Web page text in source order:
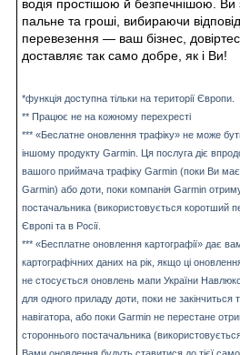
водія простішою й безпечнішою. Ви
пальне та гроші, вибираючи
перевезення — ваш бізнес,
доставляє так само добре, як і Ви!
*функція доступна тільки на території Європи.
** Працює не на кожному перехресті
*** «Беслатне оновлення трафіку» не може
іншому продукту Garmin. Ця послуга діє
вашого приймача трафіку Garmin (поки Ви
Garmin) або доти, поки компанія Garmin
постачальника (використовується коротший
Європі та в Росії.
*** «Бесплатне оновлення картографії» дає
картографічних даних на рік, якщо ці
не стосується оновлень мапи України
для одного приладу доти, поки не закінчиться
навігатора, або поки Garmin не перестане
стороннього постачальника